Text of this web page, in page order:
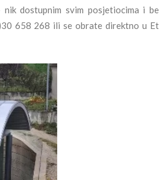
dostupnim svim posjetiocima i
658 268 ili se obrate direktno u